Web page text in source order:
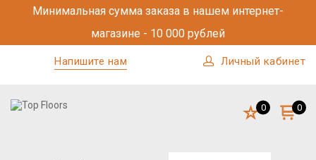
Минимальная сумма заказа в нашем интернет-
магазине - 10 000 рублей
Напишите нам Личный кабинет
0 0